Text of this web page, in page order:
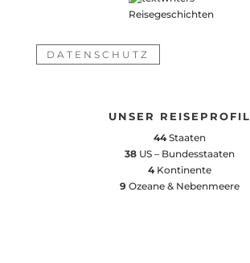
DATENSCHUTZ
UNSER REISEPROFIL
44Staaten
38 US – Bundesstaaten
4Kontinente
9 Ozeane & Nebenmeere